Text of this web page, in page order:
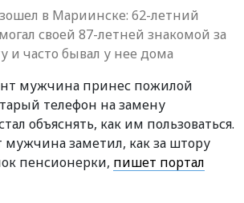
в Мариинске: 62-летний
своей 87-летней знакомой за
и часто бывал у нее дома
мужчина принес пожилой
телефон на замену
объяснять, как им пользоваться.
заметил, как за штору
пенсионерки, пишет портал